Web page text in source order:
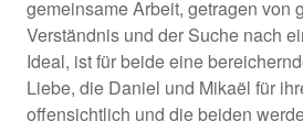
gemeinsame Arbeit, getragen von
Verständnis und der Suche nach
Ideal, ist für beide eine
Liebe, die Daniel und Mikaël für
offensichtlich und die beiden